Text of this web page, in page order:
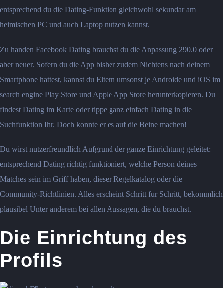
entsprechend du die Dating-Funktion gleichwohl sekundar am
heimischen PC und auch Laptop nutzen kannst.
Zu handen Facebook Dating brauchst du die Anpassung 290.0 oder
aber neuer. Sofern du die App bisher zudem Nichtens nach deinem
Smartphone hattest, kannst du Eltern umsonst je Androide und iOS im
search engine Play Store und Apple App Store herunterkopieren. Du
findest Dating im Karte oder tippe ganz einfach Dating in die
Suchfunktion Ihr. Doch konnte er es auf die Beine machen!
Du wirst nutzerfreundlich Aufgrund der ganze Einrichtung geleitet:
entsprechend Dating richtig funktioniert, welche Person deines
Matches sein im Griff haben, dieser Regelkatalog oder die
Community-Richtlinien. Alles erscheint Schritt fur Schritt, bekommlich
plausibel Unter anderem bei allen Aussagen, die du brauchst.
Die Einrichtung des
Profils